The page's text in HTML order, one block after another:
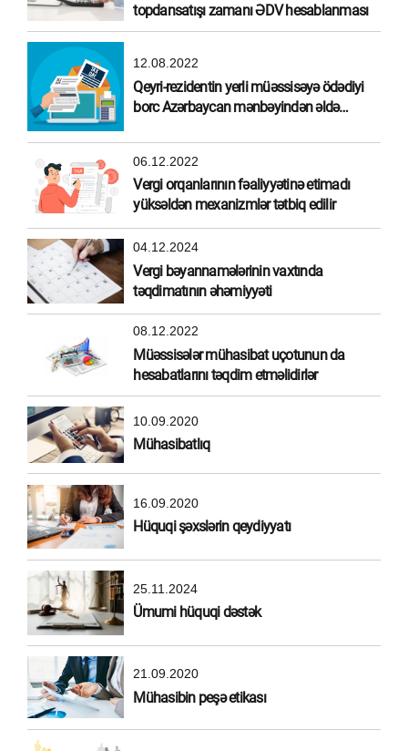
topdansatışı zamanı ƏDV hesablanması
12.08.2022
Qeyri-rezidentin yerli müəssisəyə ödədiyi
borc Azərbaycan mənbəyindən əldə
06.12.2022
Vergi orqanlarının fəaliyyətinə etimadı
yüksəldən mexanizmlər tətbiq edilir
04.12.2024
Vergi bəyannamələrinin vaxtında
təqdimatının əhəmiyyəti
08.12.2022
Müəssisələr mühasibat uçotunun da
hesabatlarını təqdim etməlidirlər
10.09.2020
Mühasibatlıq
16.09.2020
Hüquqi şəxslərin qeydiyyatı
25.11.2024
Ümumi hüquqi dəstək
21.09.2020
Mühasibin peşə etikası